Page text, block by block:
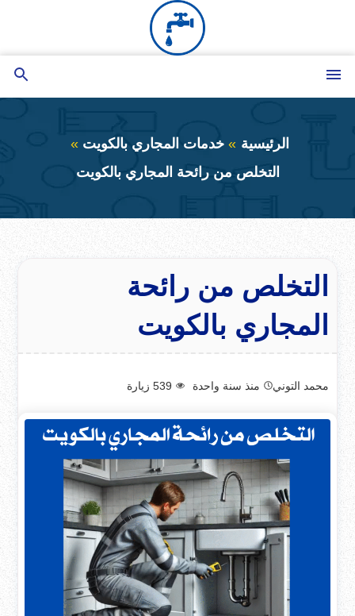
المحتوى
الرئيسية
خدمات المجاري بالكويت
التخلص من رائحة المجاري بالكويت
التخلص من رائحة
المجاري بالكويت
محمد التوني منذ سنة واحدة 539 زيارة